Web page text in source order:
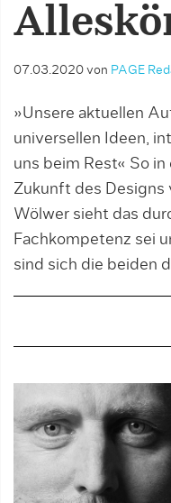
07.03.2020 von PAGE
»Unsere aktuellen
universellen Ideen,
uns beim Rest« So
Zukunft des Designs
Wölwer sieht das
Fachkompetenz sei
sind sich die beiden